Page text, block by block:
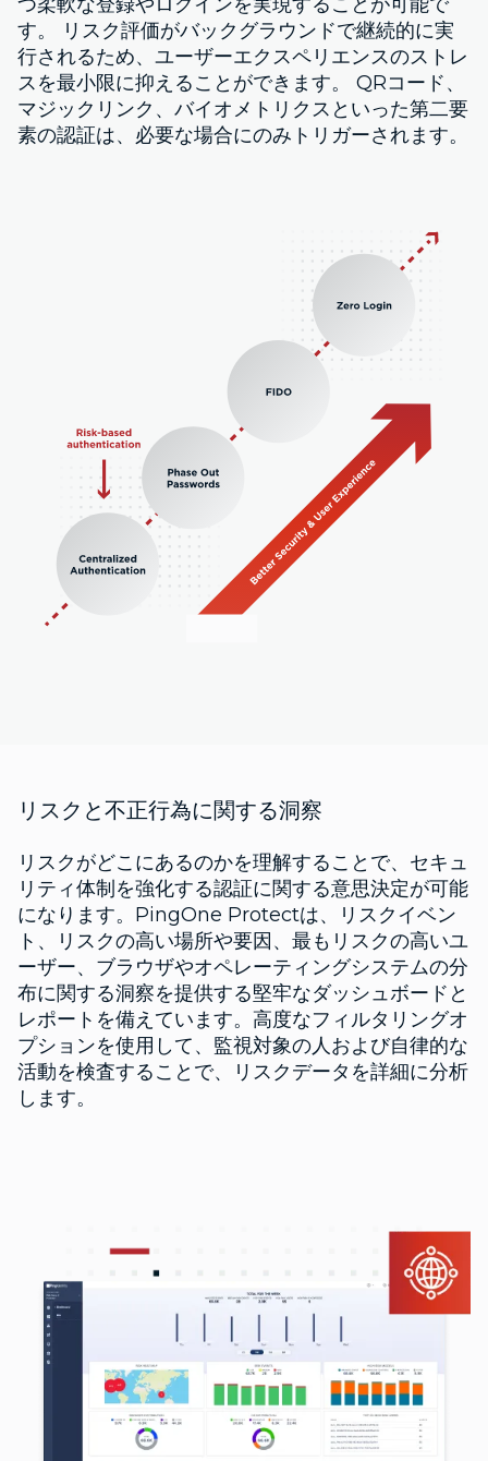
す。 リスク評価がバックグラウンドで継続的に実
行されるため、ユーザーエクスペリエンスのストレ
スを最小限に抑えることができます。 QRコード、
マジックリンク、バイオメトリクスといった第二要
素の認証は、必要な場合にのみトリガーされます。
リスクと不正行為に関する洞察
リスクがどこにあるのかを理解することで、セキュ
リティ体制を強化する認証に関する意思決定が可能
になります。PingOne Protectは、リスクイベン
ト、リスクの高い場所や要因、最もリスクの高いユ
ーザー、ブラウザやオペレーティングシステムの分
布に関する洞察を提供する堅牢なダッシュボードと
レポートを備えています。高度なフィルタリングオ
プションを使用して、監視対象の人および自律的な
活動を検査することで、リスクデータを詳細に分析
します。